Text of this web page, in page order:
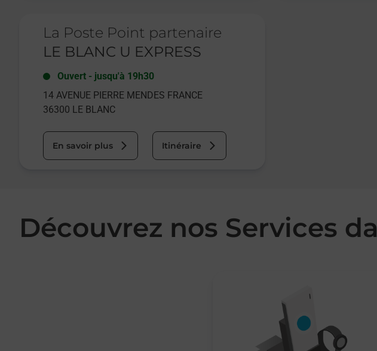
La Poste Point partenaire
LE BLANC U EXPRESS
Ouvert - jusqu'à 19h30
14 AVENUE PIERRE MENDES FRANCE
36300 LE BLANC
En savoir plus Itinéraire
Découvrez nos Services